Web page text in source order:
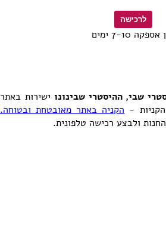
7-10 ימים
שבי, ההיסטרי שבינונו ישירות באתר
- הקניה באתר מאובטחת ובטוחה.
ולבצע רכישה טלפונית.